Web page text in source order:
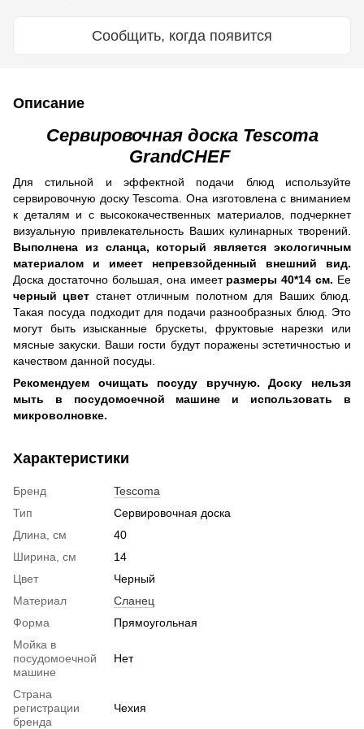
Сообщить, когда появится
Описание
Сервировочная доска Tescoma
GrandCHEF
Для стильной и эффектной подачи блюд используйте
сервировочную доску Tescoma. Она изготовлена с вниманием
к деталям и с высококачественных материалов, подчеркнет
визуальную привлекательность Ваших кулинарных творений.
Выполнена из сланца, который является экологичным
материалом и имеет непревзойденный внешний вид.
Доска достаточно большая, она имеетразмеры 40*14 см. Ее
черный цвет станет отличным полотном для Ваших блюд.
Такая посуда подходит для подачи разнообразных блюд. Это
могут быть изысканные брускеты, фруктовые нарезки или
мясные закуски. Ваши гости будут поражены эстетичностью и
качеством данной посуды.
Рекомендуем очищать посуду вручную. Доску нельзя
мыть в посудомоечной машине и использовать в
микроволновке.
Характеристики
Бренд
Tescoma
Тип
Сервировочная доска
Длина, см
40
Ширина, см
14
Цвет
Черный
Материал
Сланец
Форма
Прямоугольная
Мойка в
посудомоечной
машине
Нет
Страна
регистрации
бренда
Чехия